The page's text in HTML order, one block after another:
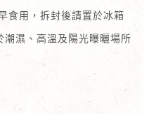
食用，拆封後請置於冰箱
潮濕、高溫及陽光曝曬場所